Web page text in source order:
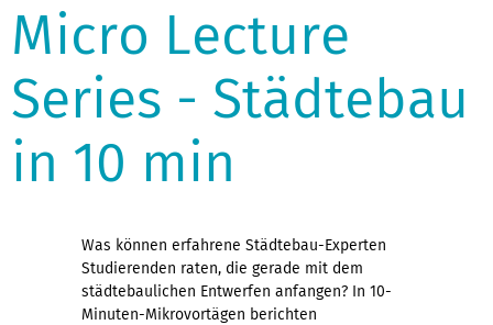
Micro Lecture
Series - Städtebau
in 10 min
Was können erfahrene Städtebau-Experten
Studierenden raten, die gerade mit dem
städtebaulichen Entwerfen anfangen? In 10-
Minuten-Mikrovortägen berichten